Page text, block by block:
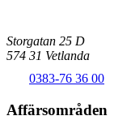
Storgatan 25 D
574 31 Vetlanda
0383-76 36 00
Affärsområden